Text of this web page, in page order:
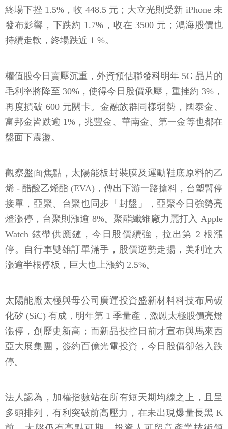
終場下挫 1.5%，收 448.5 元；大立光則受新 iPhone 未
發布影響，下跌約 1.7%，收在 3500 元；鴻海股價也
持續走軟，終場跌近 1 %。
權值股今日賣壓沉重，外資預估聯發科明年 5G 晶片的
毛利率將降至 30%，使得今日股價承壓，重挫約 3%，
再度摜破 600 元關卡。金融族群同樣弱勢，國泰金、
富邦金皆跌逾 1%，兆豐金、華南金、第一金等也都在
盤面下震盪。
觀察盤面焦點，太陽能板封裝膜及運動鞋底原料的乙
烯 - 醋酸乙烯酯 (EVA)，傳出下游一路搶料，台塑暫停
接單，亞聚、台聚也同步「封盤」，亞聚今日強勢亮
燈漲停，台聚則漲逾 8%。聚酯纖維廠力麗打入 Apple
Watch 錶帶供應鏈，今日股價續強，拉出第 2 根漲
停。自行車雙雄訂單滿手，股價逆勢走揚，美利達大
漲逾半根停板，巨大也上漲約 2.5%。
太陽能廠太極與母公司廣運投資盛新材料科技布局碳
化矽 (SiC) 有成，明年第 1 季量產，激勵太極股價亮燈
漲停，創歷史新高；而新晶投控日前才宣布與馬來西
亞大展集團，簽約百億光電投資，今日股價卻落入跌
停。
法人認為，加權指數站在所有短天期均線之上，且呈
多頭排列，有利突破前高壓力，在未出現爆量長黑 K